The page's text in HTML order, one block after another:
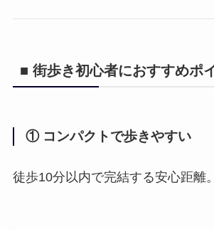
■ 街歩き初心者におすすめポ
① コンパクトで歩きやすい
徒歩10分以内で完結する安心距離。